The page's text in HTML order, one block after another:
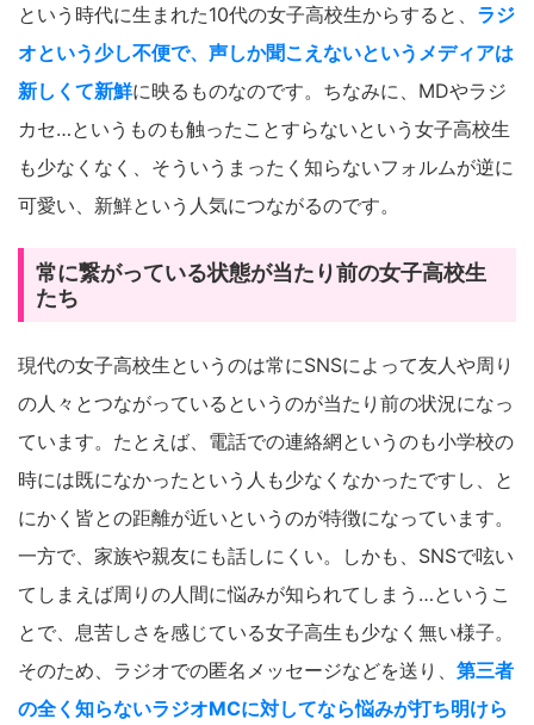
という時代に生まれた10代の女子高校生からすると、 ラジ
オという少し不便で、声しか聞こえないというメディアは
新しくて新鮮に映るものなのです。ちなみに、MDやラジ
カセ…というものも触ったことすらないという女子高校生
も少なくなく、そういうまったく知らないフォルムが逆に
可愛い、新鮮という人気につながるのです。
常に繋がっている状態が当たり前の女子高校生
たち
現代の女子高校生というのは常にSNSによって友人や周り
の人々とつながっているというのが当たり前の状況になっ
ています。たとえば、電話での連絡網というのも小学校の
時には既になかったという人も少なくなかったですし、と
にかく皆との距離が近いというのが特徴になっています。
一方で、家族や親友にも話しにくい。しかも、SNSで呟い
てしまえば周りの人間に悩みが知られてしまう…というこ
とで、息苦しさを感じている女子高生も少なく無い様子。
そのため、ラジオでの匿名メッセージなどを送り、 第三者
の全く知らないラジオMCに対してなら悩みが打ち明けら